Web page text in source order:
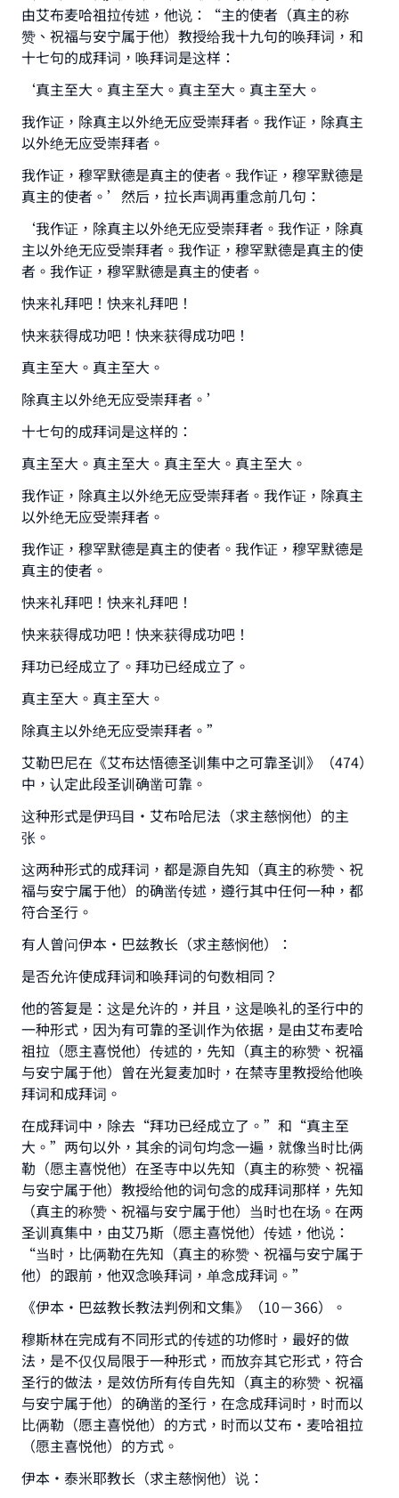
由艾布麦哈祖拉传述，他说：“主的使者（真主的称
赞、祝福与安宁属于他）教授给我十九句的唤拜词，和
十七句的成拜词，唤拜词是这样：
‘真主至大。真主至大。真主至大。真主至大。
我作证，除真主以外绝无应受崇拜者。我作证，除真主
以外绝无应受崇拜者。
我作证，穆罕默德是真主的使者。我作证，穆罕默德是
真主的使者。’然后，拉长声调再重念前几句：
‘我作证，除真主以外绝无应受崇拜者。我作证，除真
主以外绝无应受崇拜者。我作证，穆罕默德是真主的使
者。我作证，穆罕默德是真主的使者。
快来礼拜吧！快来礼拜吧！
快来获得成功吧！快来获得成功吧！
真主至大。真主至大。
除真主以外绝无应受崇拜者。’
十七句的成拜词是这样的：
真主至大。真主至大。真主至大。真主至大。
我作证，除真主以外绝无应受崇拜者。我作证，除真主
以外绝无应受崇拜者。
我作证，穆罕默德是真主的使者。我作证，穆罕默德是
真主的使者。
快来礼拜吧！快来礼拜吧！
快来获得成功吧！快来获得成功吧！
拜功已经成立了。拜功已经成立了。
真主至大。真主至大。
除真主以外绝无应受崇拜者。”
艾勒巴尼在《艾布达悟德圣训集中之可靠圣训》（474）
中，认定此段圣训确凿可靠。
这种形式是伊玛目·艾布哈尼法（求主慈悯他）的主
张。
这两种形式的成拜词，都是源自先知（真主的称赞、祝
福与安宁属于他）的确凿传述，遵行其中任何一种，都
符合圣行。
有人曾问伊本·巴兹教长（求主慈悯他）：
是否允许使成拜词和唤拜词的句数相同？
他的答复是：这是允许的，并且，这是唤礼的圣行中的
一种形式，因为有可靠的圣训作为依据，是由艾布麦哈
祖拉（愿主喜悦他）传述的，先知（真主的称赞、祝福
与安宁属于他）曾在光复麦加时，在禁寺里教授给他唤
拜词和成拜词。
在成拜词中，除去“拜功已经成立了。”和“真主至
大。”两句以外，其余的词句均念一遍，就像当时比俩
勒（愿主喜悦他）在圣寺中以先知（真主的称赞、祝福
与安宁属于他）教授给他的词句念的成拜词那样，先知
（真主的称赞、祝福与安宁属于他）当时也在场。在两
圣训真集中，由艾乃斯（愿主喜悦他）传述，他说：
“当时，比俩勒在先知（真主的称赞、祝福与安宁属于
他）的跟前，他双念唤拜词，单念成拜词。”
《伊本·巴兹教长教法判例和文集》（10－366）。
穆斯林在完成有不同形式的传述的功修时，最好的做
法，是不仅仅局限于一种形式，而放弃其它形式，符合
圣行的做法，是效仿所有传自先知（真主的称赞、祝福
与安宁属于他）的确凿的圣行，在念成拜词时，时而以
比俩勒（愿主喜悦他）的方式，时而以艾布·麦哈祖拉
（愿主喜悦他）的方式。
伊本·泰米耶教长（求主慈悯他）说：
Make an impact on millions of lives
with your contribution today
Your support is crucial for our mission.
"A person who leads others to doing what is
good will earn the same reward as those who
do it."
(MUSLIM, 1893)
Support IslamQA